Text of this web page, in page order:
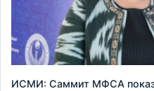
ИСМИ: Саммит МФСА